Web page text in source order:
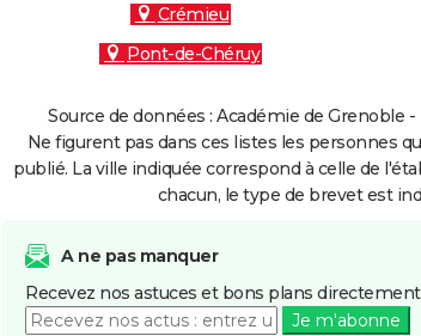
Crémieu
Pont-de-Chéruy
Source de données : Académie de Grenoble
Ne figurent pas dans ces listes les personnes
publié. La ville indiquée correspond à celle de
chacun, le type de brevet est
A ne pas manquer
Recevez nos astuces et bons plans
Je m'abonne